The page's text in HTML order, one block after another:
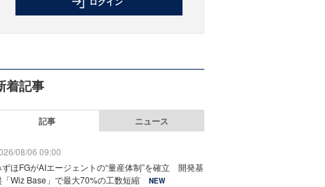
着記事
記事 ニュース
08/06 09:00
ずほFGがAIエージェントの“量産体制”を確立 開発基
「Wiz Base」で最大70%の工数短縮
NEW